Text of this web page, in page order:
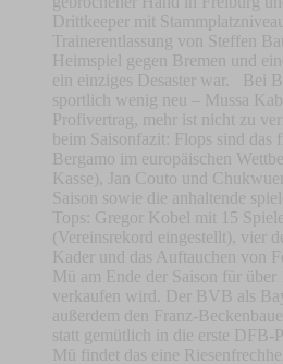
Drittkeeper mit
Trainerentlassung von Steffen
Heimspiel gegen Bremen und
ein einziges Desaster war. Bei
sportlich wenig neu – Mussa
Profivertrag, mehr ist nicht zu
beim Saisonfazit: Flops sind das
Bergamo im europäischen
Kasse), Jan Couto und
Saison sowie die anhaltende
Tops: Gregor Kobel mit 15
(Vereinsrekord eingestellt), vier
Kader und das Auftauchen von
Mü am Ende der Saison für
verkaufen wird. Der BVB als
außerdem den Franz-
statt gemütlich in die erste DFB-
Mü findet das eine